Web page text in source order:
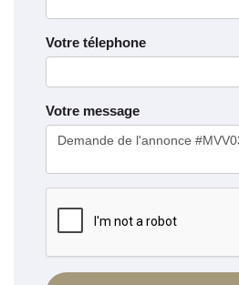
Votre télephone
Votre message